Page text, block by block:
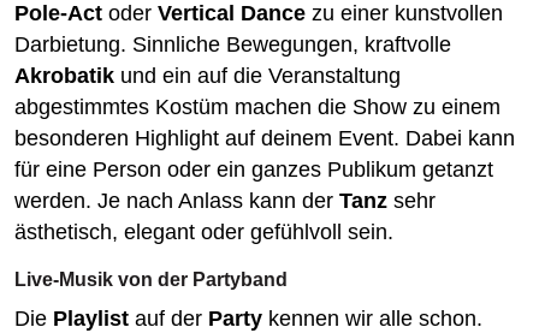
Pole-Act oder Vertical Dance zu einer kunstvollen
Darbietung. Sinnliche Bewegungen, kraftvolle
Akrobatik und ein auf die Veranstaltung
abgestimmtes Kostüm machen die Show zu einem
besonderen Highlight auf deinem Event. Dabei kann
für eine Person oder ein ganzes Publikum getanzt
werden. Je nach Anlass kann der Tanz sehr
ästhetisch, elegant oder gefühlvoll sein.
Live-Musik von der Partyband
Die Playlist auf der Party kennen wir alle schon.